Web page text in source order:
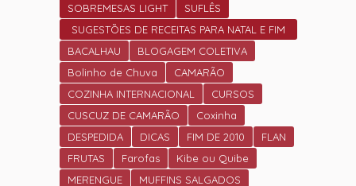
SOBREMESAS LIGHT
SUFLÊS
SUGESTÕES DE RECEITAS PARA NATAL E FIM
DE ANO.
BACALHAU
BLOGAGEM COLETIVA
Bolinho de Chuva
CAMARÃO
COZINHA INTERNACIONAL
CURSOS
CUSCUZ DE CAMARÃO
Coxinha
DESPEDIDA
DICAS FIM DE 2010
FLAN
FRUTAS
Farofas
Kibe ou Quibe
MERENGUE
MUFFINS SALGADOS